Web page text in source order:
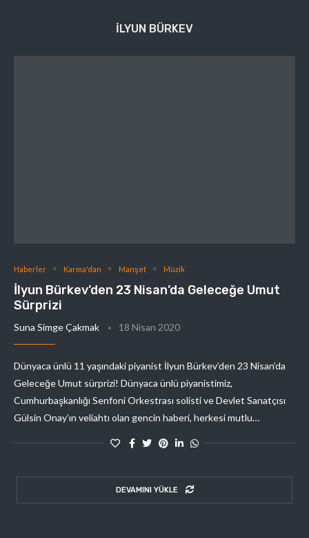
İLYUN BÜRKEV
Haberler Karma'dan Manşet Müzik
İlyun Bürkev’den 23 Nisan’da Geleceğe Umut
Sürprizi
Suna Simge Çakmak 18 Nisan 2020
Dünyaca ünlü 11 yaşındaki piyanist İlyun Bürkev’den 23 Nisan’da
Geleceğe Umut sürprizi! Dünyaca ünlü piyanistimiz,
Cumhurbaşkanlığı Senfoni Orkestrası solisti ve Devlet Sanatçısı
Gülsin Onay’ın veliahtı olan gencin haberi, herkesi mutlu…
DEVAMINI YÜKLE